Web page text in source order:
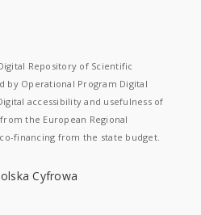
Repository of Scientific
by Operational Program Digital
accessibility and usefulness of
the European Regional
financing from the state budget.